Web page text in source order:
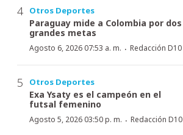
Otros Deportes
Paraguay mide a Colombia por dos
grandes metas
Agosto 6, 2026 07:53 a. m. · Redacción D10
Otros Deportes
Exa Ysaty es el campeón en el
futsal femenino
Agosto 5, 2026 03:50 p. m. · Redacción D10